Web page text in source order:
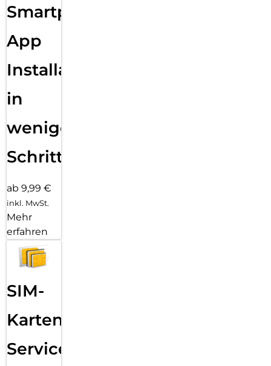
Smartphone
App
Installation
in
wenigen
Schritten
ab 9,99 €
inkl. MwSt.
Mehr
erfahren
SIM-
Karten
Service: